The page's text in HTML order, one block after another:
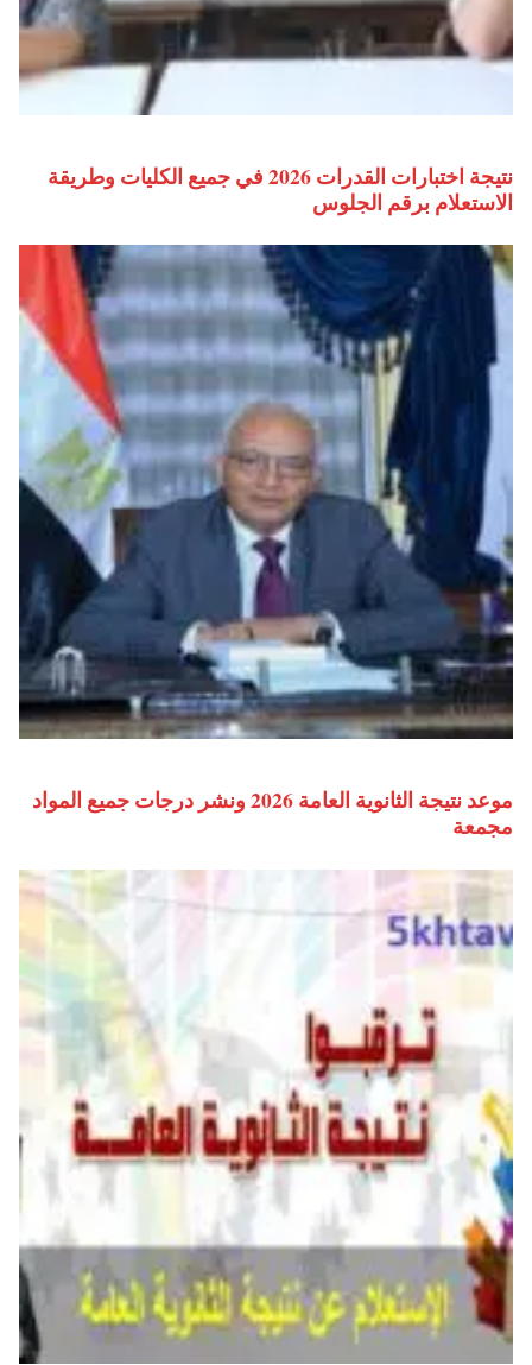
نتيجة اختبارات القدرات 2026 في جميع الكليات وطريقة
الاستعلام برقم الجلوس
موعد نتيجة الثانوية العامة 2026 ونشر درجات جميع المواد
مجمعة